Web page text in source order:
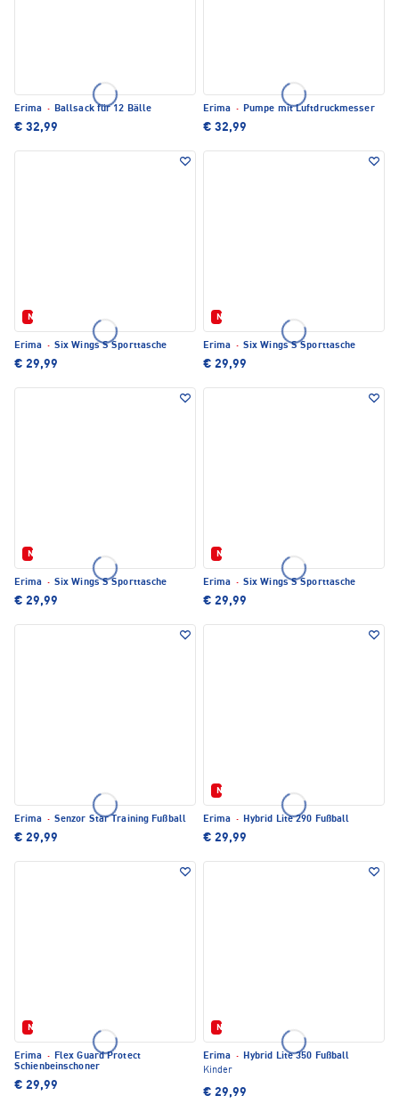
Erima · Ballsack für 12 Bälle
€ 32,99
Erima · Pumpe mit Luftdruckmesser
€ 32,99
Neu
Erima · Six Wings S Sporttasche
€ 29,99
Neu
Erima · Six Wings S Sporttasche
€ 29,99
Neu
Erima · Six Wings S Sporttasche
€ 29,99
Neu
Erima · Six Wings S Sporttasche
€ 29,99
Erima · Senzor Star Training Fußball
€ 29,99
Neu
Erima · Hybrid Lite 290 Fußball
€ 29,99
Neu
Erima · Flex Guard Protect
Schienbeinschoner
€ 29,99
Neu
Erima · Hybrid Lite 350 Fußball
Kinder
€ 29,99